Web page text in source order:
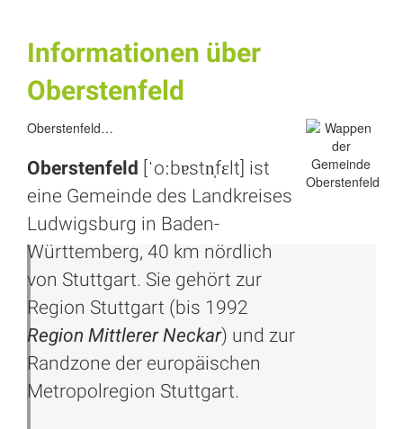
Informationen über
Oberstenfeld
Oberstenfeld…
Oberstenfeld [ˈoːbɐstn̩fɛlt] ist
eine Gemeinde des Landkreises
Ludwigsburg in Baden-
Württemberg, 40 km nördlich
von Stuttgart. Sie gehört zur
Region Stuttgart (bis 1992
Region Mittlerer Neckar) und zur
Randzone der europäischen
Metropolregion Stuttgart.